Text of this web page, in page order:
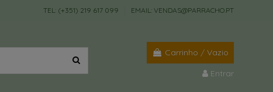
TEL: (+351) 219 617 099 EMAIL: VENDAS@PARRACHO.PT
Carrinho / Vazio
Entrar